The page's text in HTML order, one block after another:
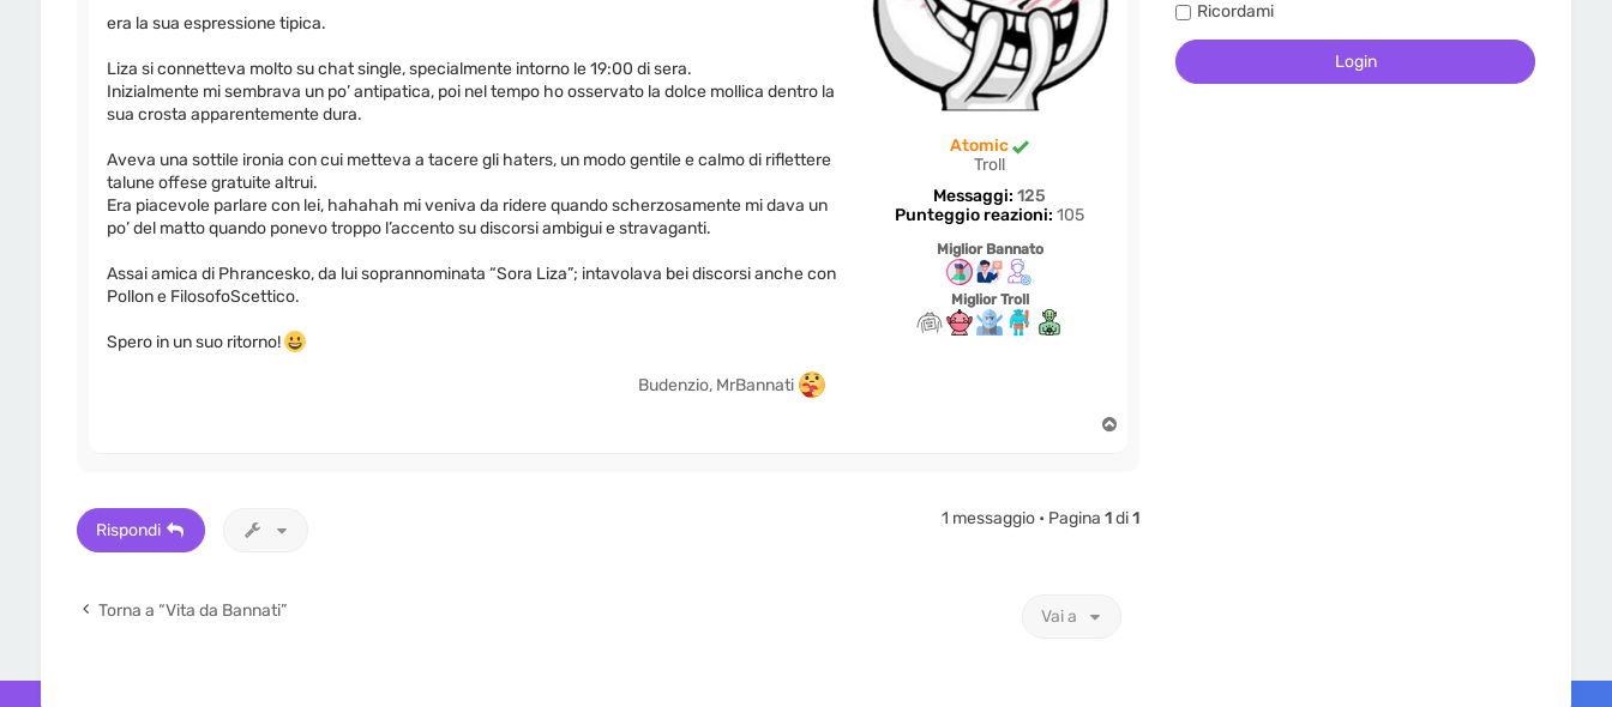
Atomic
Troll
Messaggi: 125
Punteggio reazioni: 105
Miglior Bannato
Miglior Troll
era la sua espressione tipica.
Liza si connetteva molto su chat single, specialmente intorno le 19:00 di sera.
Inizialmente mi sembrava un po’ antipatica, poi nel tempo ho osservato la dolce mollica dentro la
sua crosta apparentemente dura.
Aveva una sottile ironia con cui metteva a tacere gli haters, un modo gentile e calmo di riflettere
talune offese gratuite altrui.
Era piacevole parlare con lei, hahahah mi veniva da ridere quando scherzosamente mi dava un
po’ del matto quando ponevo troppo l’accento su discorsi ambigui e stravaganti.
Assai amica di Phrancesko, da lui soprannominata “Sora Liza”; intavolava bei discorsi anche con
Pollon e FilosofoScettico.
Spero in un suo ritorno!
Budenzio, MrBannati
Rispondi
1 messaggio • Pagina1di1
Torna a “Vita da Bannati” Vai a
Ricordami